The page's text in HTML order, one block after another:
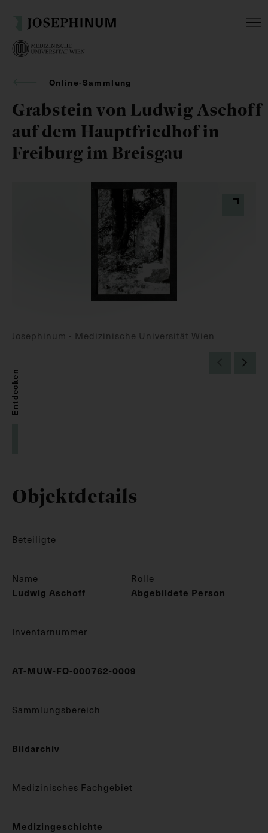
Online-Sammlung
Grabstein von Ludwig Aschoff
auf dem Hauptfriedhof in
Freiburg im Breisgau
Josephinum - Medizinische Universität Wien
Entdecken
Objektdetails
Beteiligte
Name Rolle
Ludwig Aschoff Abgebildete Person
Inventarnummer
AT-MUW-FO-000762-0009
Sammlungsbereich
Bildarchiv
Medizinisches Fachgebiet
Medizingeschichte